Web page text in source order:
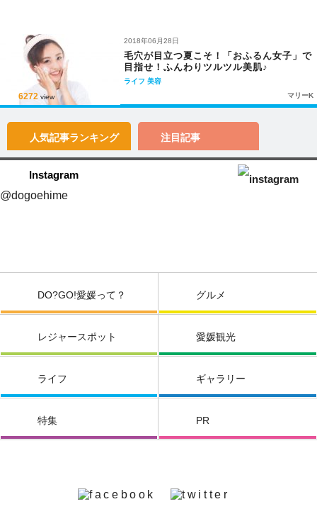
6272 view
2018年06月28日
毛穴が目立つ夏こそ！「おふるん女子」で
目指せ！ふんわりツルツル美肌♪
ライフ 美容
マリーK
人気記事ランキング 注目記事
Instagram
@dogoehime
DO?GO!愛媛って？ グルメ
レジャースポット 愛媛観光
ライフ ギャラリー
特集 PR